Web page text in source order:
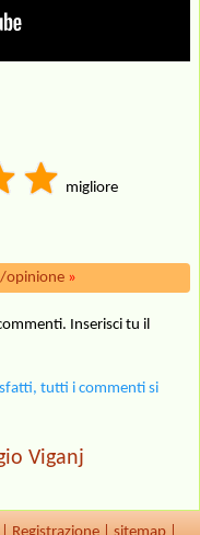
migliore
opinione »
Inserisci tu il
tutti i commenti si
Viganj